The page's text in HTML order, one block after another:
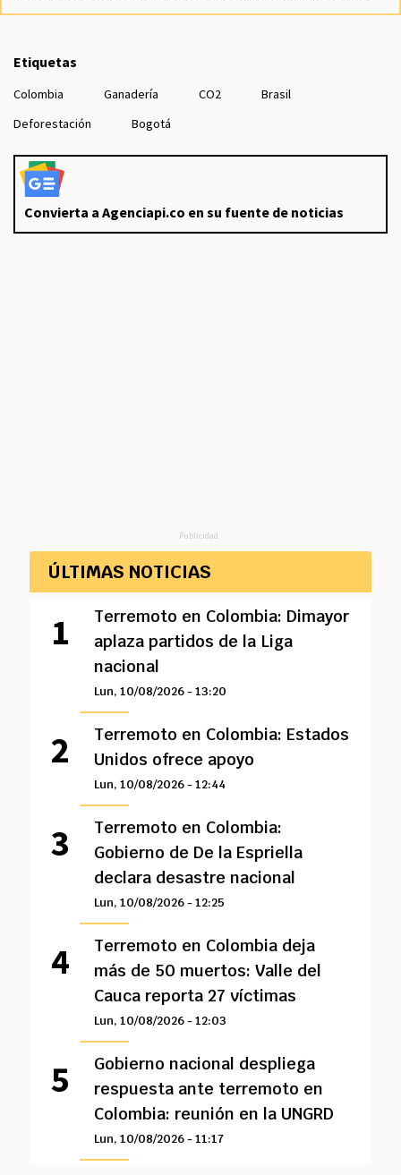
Etiquetas
Colombia Ganadería CO2
Brasil
Deforestación
Bogotá
Convierta a Agenciapi.co en su fuente de noticias
Publicidad
ÚLTIMAS NOTICIAS
Terremoto en Colombia: Dimayor
aplaza partidos de la Liga
nacional
Lun, 10/08/2026 - 13:20
Terremoto en Colombia: Estados
Unidos ofrece apoyo
Lun, 10/08/2026 - 12:44
Terremoto en Colombia:
Gobierno de De la Espriella
declara desastre nacional
Lun, 10/08/2026 - 12:25
Terremoto en Colombia deja
más de 50 muertos: Valle del
Cauca reporta 27 víctimas
Lun, 10/08/2026 - 12:03
Gobierno nacional despliega
respuesta ante terremoto en
Colombia: reunión en la UNGRD
Lun, 10/08/2026 - 11:17